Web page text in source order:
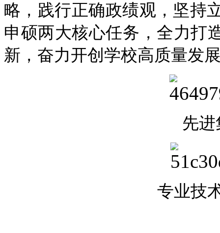
略，践行正确政绩观，坚持
申硕两大核心任务，全力打
新，奋力开创学校高质量发
先
专业技